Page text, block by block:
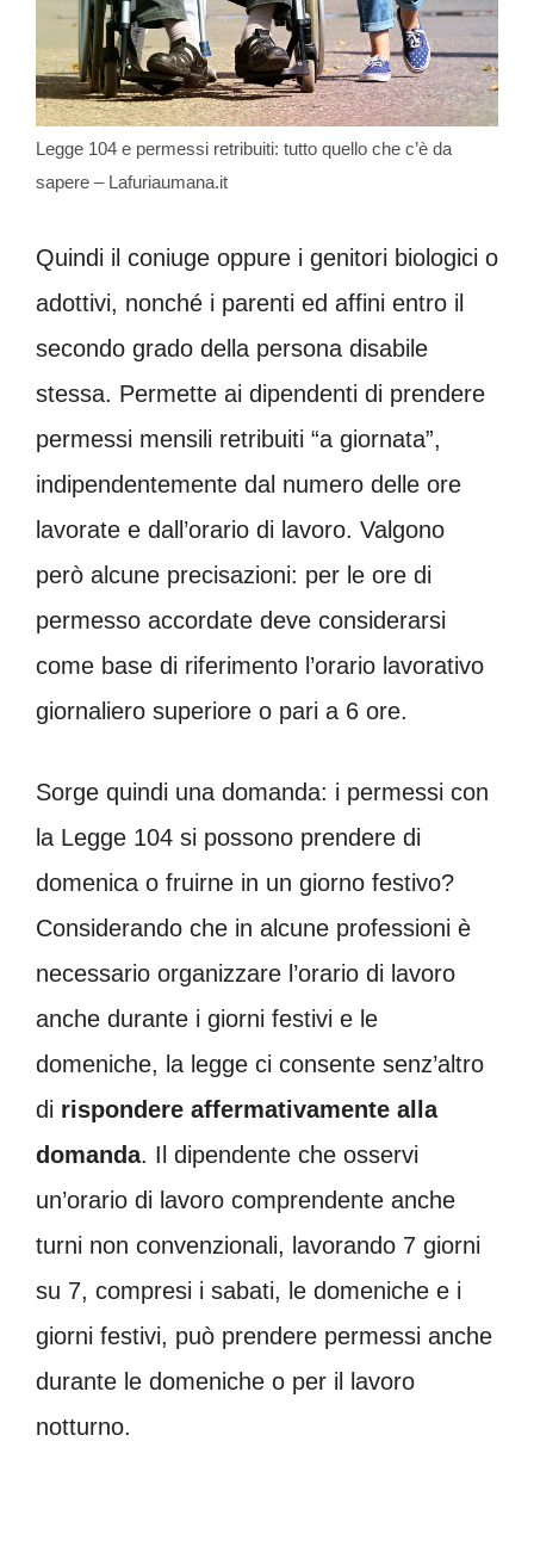
Legge 104 e permessi retribuiti: tutto quello che c’è da
sapere – Lafuriaumana.it
Quindi il coniuge oppure i genitori biologici o
adottivi, nonché i parenti ed affini entro il
secondo grado della persona disabile
stessa. Permette ai dipendenti di prendere
permessi mensili retribuiti “a giornata”,
indipendentemente dal numero delle ore
lavorate e dall’orario di lavoro. Valgono
però alcune precisazioni: per le ore di
permesso accordate deve considerarsi
come base di riferimento l’orario lavorativo
giornaliero superiore o pari a 6 ore.
Sorge quindi una domanda: i permessi con
la Legge 104 si possono prendere di
domenica o fruirne in un giorno festivo?
Considerando che in alcune professioni è
necessario organizzare l’orario di lavoro
anche durante i giorni festivi e le
domeniche, la legge ci consente senz’altro
di rispondere affermativamente alla
domanda. Il dipendente che osservi
un’orario di lavoro comprendente anche
turni non convenzionali, lavorando 7 giorni
su 7, compresi i sabati, le domeniche e i
giorni festivi, può prendere permessi anche
durante le domeniche o per il lavoro
notturno.